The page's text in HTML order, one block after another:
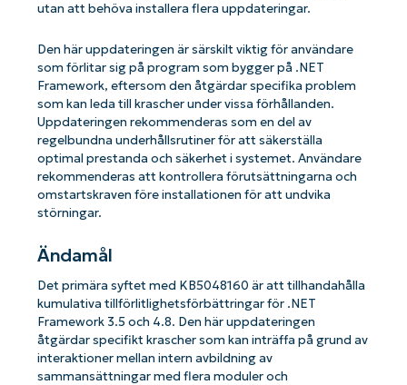
utan att behöva installera flera uppdateringar.
Den här uppdateringen är särskilt viktig för användare
som förlitar sig på program som bygger på .NET
Framework, eftersom den åtgärdar specifika problem
som kan leda till krascher under vissa förhållanden.
Uppdateringen rekommenderas som en del av
regelbundna underhållsrutiner för att säkerställa
optimal prestanda och säkerhet i systemet. Användare
rekommenderas att kontrollera förutsättningarna och
omstartskraven före installationen för att undvika
störningar.
Ändamål
Det primära syftet med KB5048160 är att tillhandahålla
kumulativa tillförlitlighetsförbättringar för .NET
Framework 3.5 och 4.8. Den här uppdateringen
åtgärdar specifikt krascher som kan inträffa på grund av
interaktioner mellan intern avbildning av
sammansättningar med flera moduler och